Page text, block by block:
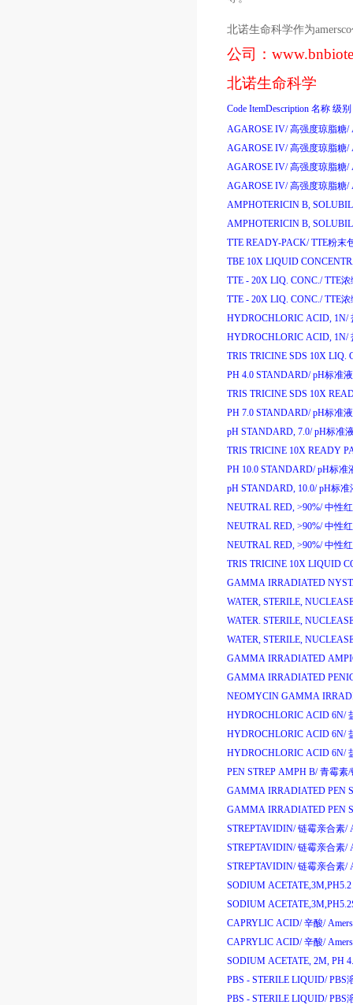
北诺生命科学作为amersco
公司：
北诺生命科学
Code ItemDescription 名称 级别
AGAROSE IV/ 高强度琼脂糖/
AGAROSE IV/ 高强度琼脂糖/
AGAROSE IV/ 高强度琼脂糖/
AGAROSE IV/ 高强度琼脂糖/
AMPHOTERICIN B,
AMPHOTERICIN B,
TTE READY-PACK/ TTE粉末
TBE 10X LIQUID
TTE - 20X LIQ. CONC./ TTE浓
TTE - 20X LIQ. CONC./ TTE浓
HYDROCHLORIC ACID, 1N/
HYDROCHLORIC ACID, 1N/
TRIS TRICINE SDS 10X LIQ.
PH 4.0 STANDARD/ pH标准液
TRIS TRICINE SDS 10X
PH 7.0 STANDARD/ pH标准液
pH STANDARD, 7.0/ pH标准
TRIS TRICINE 10X READY
PH 10.0 STANDARD/ pH标准
pH STANDARD, 10.0/ pH标准
NEUTRAL RED, >90%/ 中性红
NEUTRAL RED, >90%/ 中性红
NEUTRAL RED, >90%/ 中性红
TRIS TRICINE 10X LIQUID
GAMMA IRRADIATED
WATER, STERILE,
WATER. STERILE,
WATER, STERILE,
GAMMA IRRADIATED
GAMMA IRRADIATED
NEOMYCIN GAMMA
HYDROCHLORIC ACID 6N/
HYDROCHLORIC ACID 6N/
HYDROCHLORIC ACID 6N/
PEN STREP AMPH B/ 青霉素/
GAMMA IRRADIATED PEN
GAMMA IRRADIATED PEN
STREPTAVIDIN/ 链霉亲合素/
STREPTAVIDIN/ 链霉亲合素/
STREPTAVIDIN/ 链霉亲合素/
SODIUM ACETATE,3M,PH5.2
SODIUM
CAPRYLIC ACID/ 辛酸/
CAPRYLIC ACID/ 辛酸/
SODIUM ACETATE, 2M, PH
PBS - STERILE LIQUID/ PBS
PBS - STERILE LIQUID/ PBS